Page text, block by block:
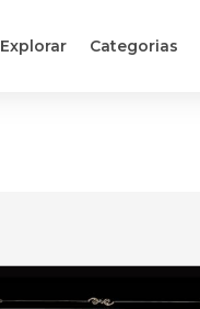
Explorar Categorias